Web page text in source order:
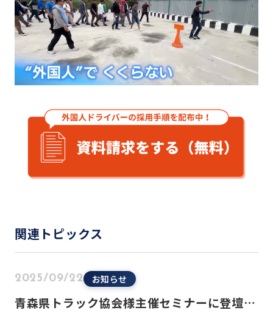
関連トピックス
2025/09/22 お知らせ
青森県トラック協会様主催セミナーに登壇い